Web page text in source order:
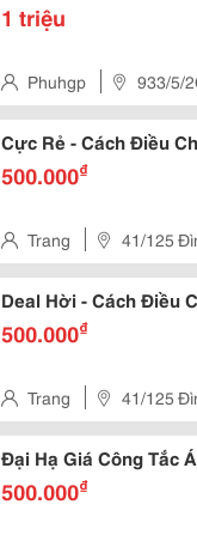
1 triệu
Phuhgp
933/5/
Tạo,Quận Bình Tân
Cực Rẻ - Cách Điều
500.000₫
Trang 41/125
Deal Hời - Cách Điều
500.000₫
Trang 41/125
Đại Hạ Giá Công Tắc
500.000₫